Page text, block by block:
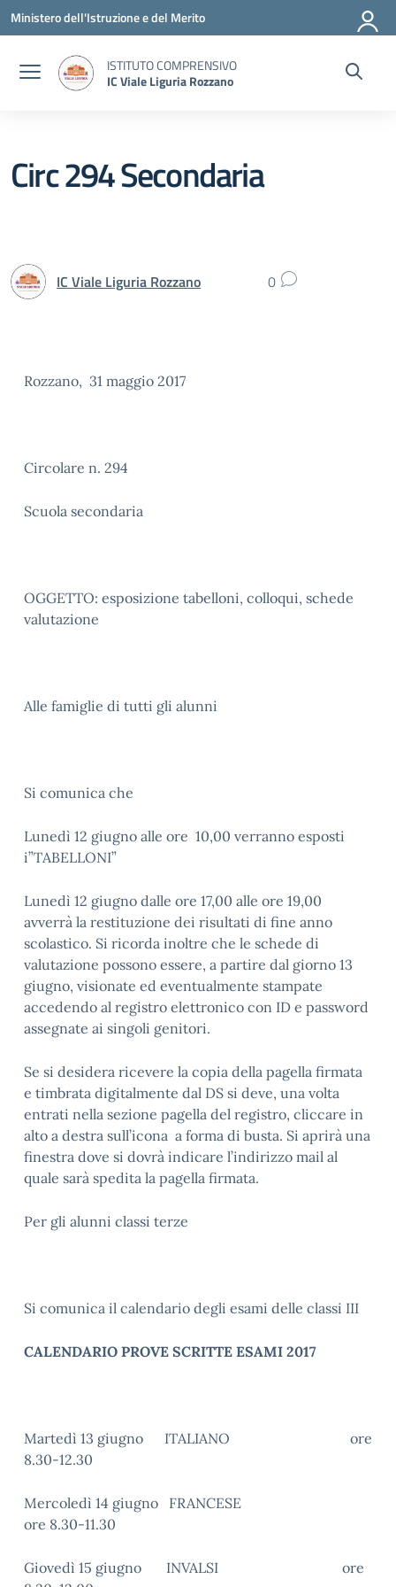
Vai ai contenuti
Vai al menu di navigazione
Vai al footer
Ministero dell'Istruzione e del Merito
ISTITUTO COMPRENSIVO
IC Viale Liguria Rozzano
Circ 294 Secondaria
IC Viale Liguria Rozzano 0
Rozzano, 31 maggio 2017
Circolare n. 294
Scuola secondaria
OGGETTO: esposizione tabelloni, colloqui, schede
valutazione
Alle famiglie di tutti gli alunni
Si comunica che
Lunedì 12 giugno alle ore 10,00 verranno esposti
i”TABELLONI”
Lunedì 12 giugno dalle ore 17,00 alle ore 19,00
avverrà la restituzione dei risultati di fine anno
scolastico. Si ricorda inoltre che le schede di
valutazione possono essere, a partire dal giorno 13
giugno, visionate ed eventualmente stampate
accedendo al registro elettronico con ID e password
assegnate ai singoli genitori.
Se si desidera ricevere la copia della pagella firmata
e timbrata digitalmente dal DS si deve, una volta
entrati nella sezione pagella del registro, cliccare in
alto a destra sull’icona a forma di busta. Si aprirà una
finestra dove si dovrà indicare l’indirizzo mail al
quale sarà spedita la pagella firmata.
Per gli alunni classi terze
Si comunica il calendario degli esami delle classi III
CALENDARIO PROVE SCRITTE ESAMI 2017
Martedì 13 giugno ITALIANO ore
8.30-12.30
Mercoledì 14 giugno FRANCESE
ore 8.30-11.30
Giovedì 15 giugno INVALSI ore